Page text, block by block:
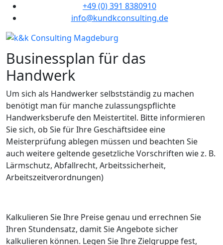
+49 (0) 391 8380910
info@kundkconsulting.de
Businessplan für das
Handwerk
Um sich als Handwerker selbstständig zu machen
benötigt man für manche zulassungspflichte
Handwerksberufe den Meistertitel. Bitte informieren
Sie sich, ob Sie für Ihre Geschäftsidee eine
Meisterprüfung ablegen müssen und beachten Sie
auch weitere geltende gesetzliche Vorschriften wie z. B.
Lärmschutz, Abfallrecht, Arbeitssicherheit,
Arbeitszeitverordnungen)
Kalkulieren Sie Ihre Preise genau und errechnen Sie
Ihren Stundensatz, damit Sie Angebote sicher
kalkulieren können. Legen Sie Ihre Zielgruppe fest,